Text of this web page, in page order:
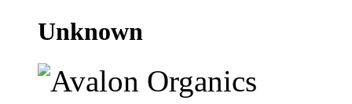
Unknown